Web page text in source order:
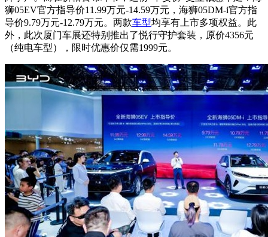
狮05EV官方指导价11.99万元-14.59万元，海狮05DM-i官方指
导价9.79万元-12.79万元。两款车型均享有上市多项权益。此
外，此次厦门车展还特别推出了悦行守护套装，原价4356元
（纯电车型），限时优惠价仅需1999元。